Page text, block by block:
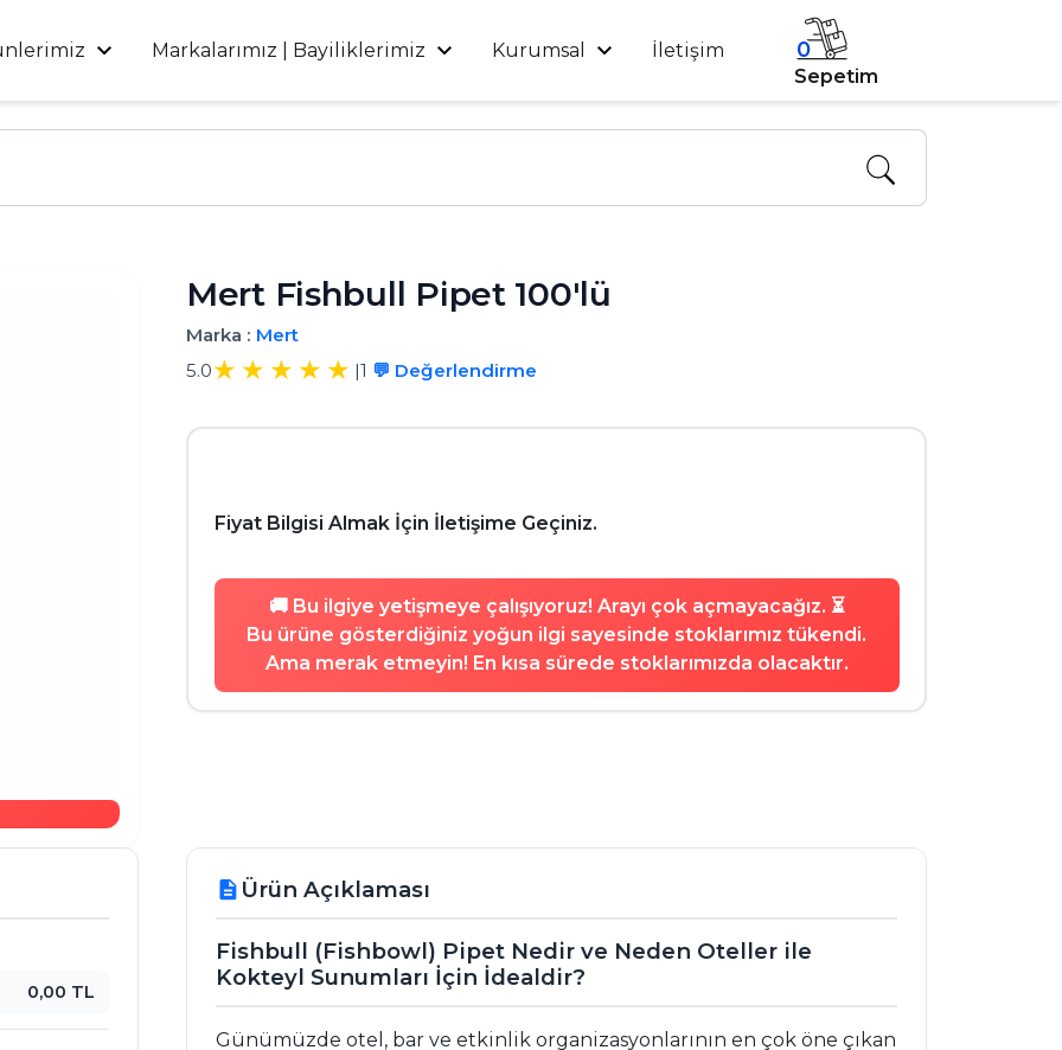
Markalarımız | Bayiliklerimiz Kurumsal İletişim 0
Sepetim
Mert Fishbull Pipet 100'lü
Marka : Mert
5.0
|1 💬 Değerlendirme
Fiyat Bilgisi Almak İçin İletişime Geçiniz.
🚚 Bu ilgiye yetişmeye çalışıyoruz! Arayı çok açmayacağız. ⏳
Bu ürüne gösterdiğiniz yoğun ilgi sayesinde stoklarımız tükendi.
Ama merak etmeyin! En kısa sürede stoklarımızda olacaktır.
description Ürün Açıklaması
Fishbull (Fishbowl) Pipet Nedir ve Neden Oteller ile
Kokteyl Sunumları İçin İdealdir?
Günümüzde otel, bar ve etkinlik organizasyonlarının en çok öne çıkan
0,00 TL